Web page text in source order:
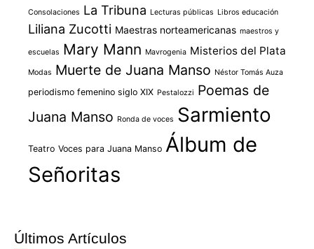
Consolaciones La Tribuna Lecturas públicas Libros educación
Liliana Zucotti Maestras norteamericanas maestros y
escuelas Mary Mann Mavrogenia Misterios del Plata
Modas Muerte de Juana Manso Néstor Tomás Auza
periodismo femenino siglo XIX Pestalozzi Poemas de
Juana Manso Ronda de voces Sarmiento
Teatro Voces para Juana Manso Álbum de
Señoritas
Últimos Artículos